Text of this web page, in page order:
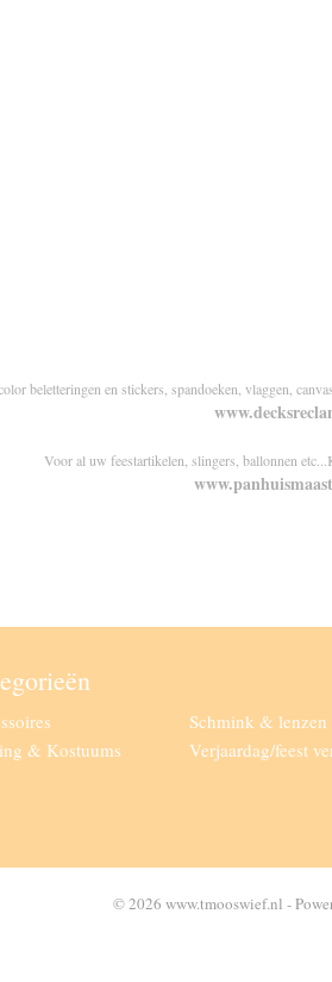
beletteringen en stickers, spandoeken, vlaggen,
Voor al uw feestartikelen, slingers, ballonnen
& Kostuums
Schmink & lenzen
Verjaardag/feest
© 2026 www.tmooswief.nl -